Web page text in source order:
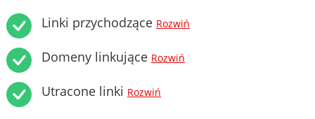
Linki przychodzące Rozwiń
Domeny linkujące Rozwiń
Utracone linki Rozwiń